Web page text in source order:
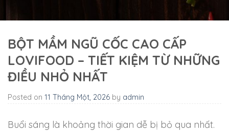
BỘT MẦM NGŨ CỐC CAO CẤP
LOVIFOOD – TIẾT KIỆM TỪ NHỮNG
ĐIỀU NHỎ NHẤT
Posted on 11 Tháng Một, 2026 by admin
Buổi sáng là khoảng thời gian dễ bị bỏ qua nhất.